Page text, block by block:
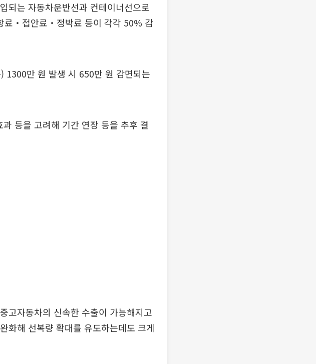
되는 자동차운반선과 컨테이너선으로
료‧접안료‧정박료 등이 각각 50% 감
1300만 원 발생 시 650만 원 감면되는
등을 고려해 기간 연장 등을 추후 결
고자동차의 신속한 수출이 가능해지고
화해 선복량 확대를 유도하는데도 크게